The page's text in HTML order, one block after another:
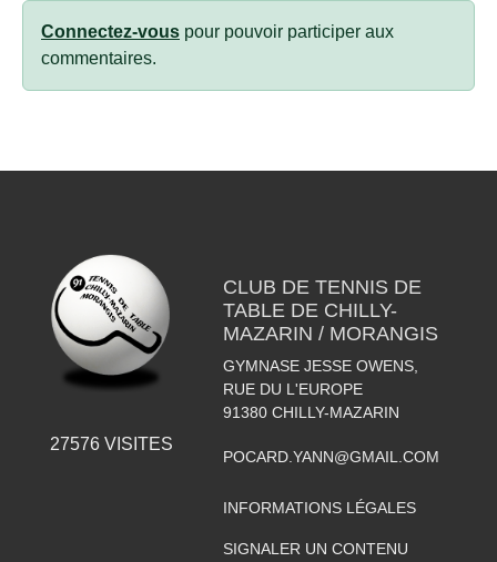
Connectez-vous pour pouvoir participer aux
commentaires.
27576VISITES
CLUB DE TENNIS DE
TABLE DE CHILLY-
MAZARIN / MORANGIS
GYMNASE JESSE OWENS,
RUE DU L'EUROPE
91380 CHILLY-MAZARIN
POCARD.YANN@GMAIL.COM
INFORMATIONS LÉGALES
SIGNALER UN CONTENU